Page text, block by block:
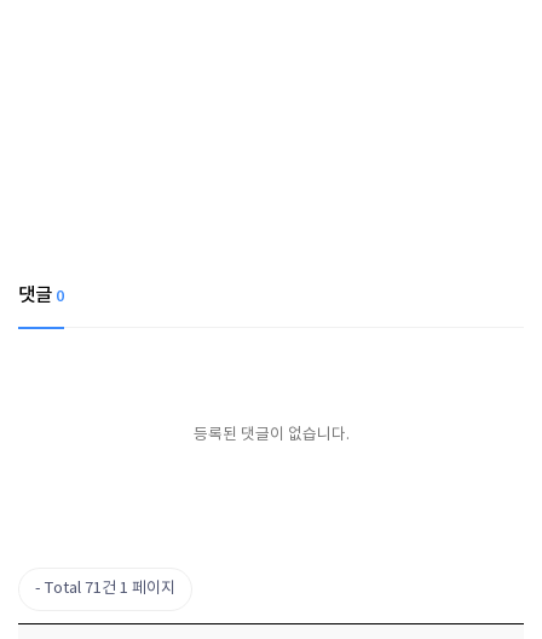
댓글 0
등록된 댓글이 없습니다.
Total 71건 1 페이지